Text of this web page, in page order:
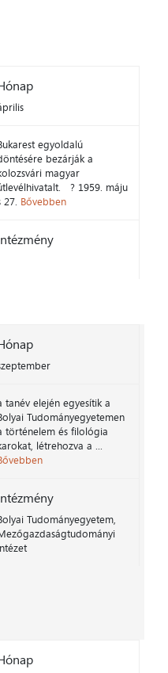
egyoldalú
bezárják a
magyar
? 1959. máju
27. Bővebben
tanév elején egyesítik a
Tudományegyetemen
történelem és filológia
létrehozva a ...
Tudományegyetem,